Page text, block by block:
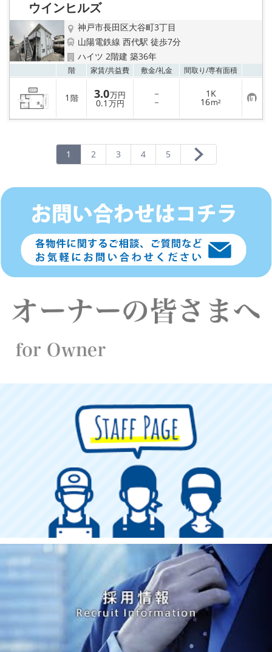
ウインヒルズ
神戸市長田区大谷町3丁目
山陽電鉄線 西代駅 徒歩7分
ハイツ 2階建 築36年
階 家賃/共益費 敷金/礼金 間取り/専有面積
1 階 3.0万円
0.1 万円
－
－
1K
16m² お
気
に
1 2 3 4 5